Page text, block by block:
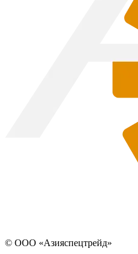
© ООО «Азияспецтрейд»